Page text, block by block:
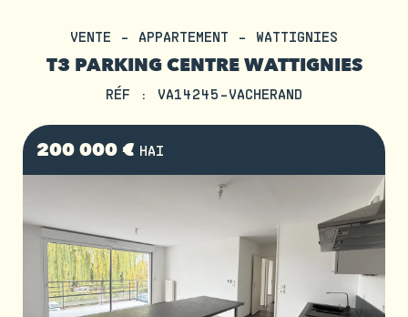
VENTE - APPARTEMENT - WATTIGNIES
T3 PARKING CENTRE WATTIGNIES
RÉF : VA14245-VACHERAND
200 000 € HAI